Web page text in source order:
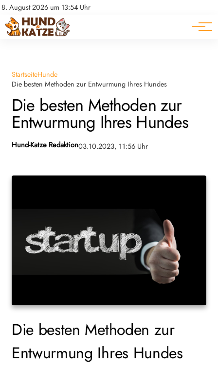
8. August 2026 um 13:54 Uhr
Datenschutz
Impressum
Pferde
Ratgeber
StartseiteHunde
Die besten Methoden zur Entwurmung Ihres Hundes
Die besten Methoden zur
Entwurmung Ihres Hundes
Hund-Katze Redaktion03.10.2023, 11:56 Uhr
Die besten Methoden zur
Entwurmung Ihres Hundes